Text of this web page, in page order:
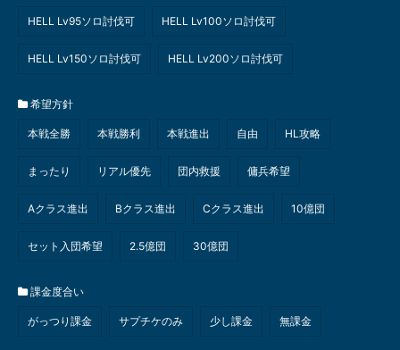
HELL Lv95ソロ討伐可 HELL Lv100ソロ討伐可
HELL Lv150ソロ討伐可 HELL Lv200ソロ討伐可
希望方針
本戦全勝 本戦勝利 本戦進出 自由 HL攻略
まったり リアル優先 団内救援 傭兵希望
Aクラス進出 Bクラス進出 Cクラス進出 10億団
セット入団希望 2.5億団 30億団
課金度合い
がっつり課金 サプチケのみ 少し課金 無課金